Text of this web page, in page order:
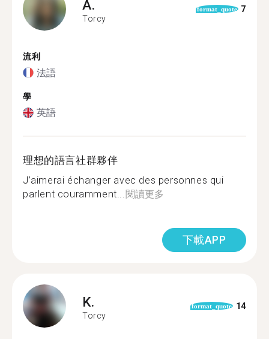
A.
Torcy
format_quote 7
流利
法語
學
英語
理想的語言社群夥伴
J’aimerai échanger avec des personnes qui
parlent couramment...閱讀更多
下載APP
K.
Torcy
format_quote 14